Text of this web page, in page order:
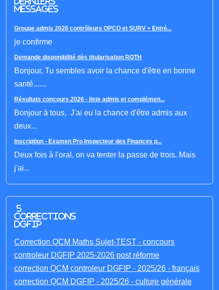
messages
Groupe admis 2026 contrôleurs OPCO et SURV + Entré...
je confirme
Demande disponibilité dès titularisation RQTH
Bonjour, Tu sembles avoir la chance d'être en bonne
santé.......
Résultats concours 2026 - liste admis et complémen...
Bonjour à tous, J'ai eu la chance d'être admis aux
deux...
Inscription - Examen Pro Inspecteur des Finances p...
Deux fois à l'oral, on va tenter la passe de trois. Mais
j'ai...
5
corrections
DGFIP
Correction QCM Maths Sujet-TEST - concours
controleur DGFIP 2025-2026 post réforme
correction QCM controleur DGFIP - 2025/26 - français
correction QCM DGFIP - 2025/26 - culture générale